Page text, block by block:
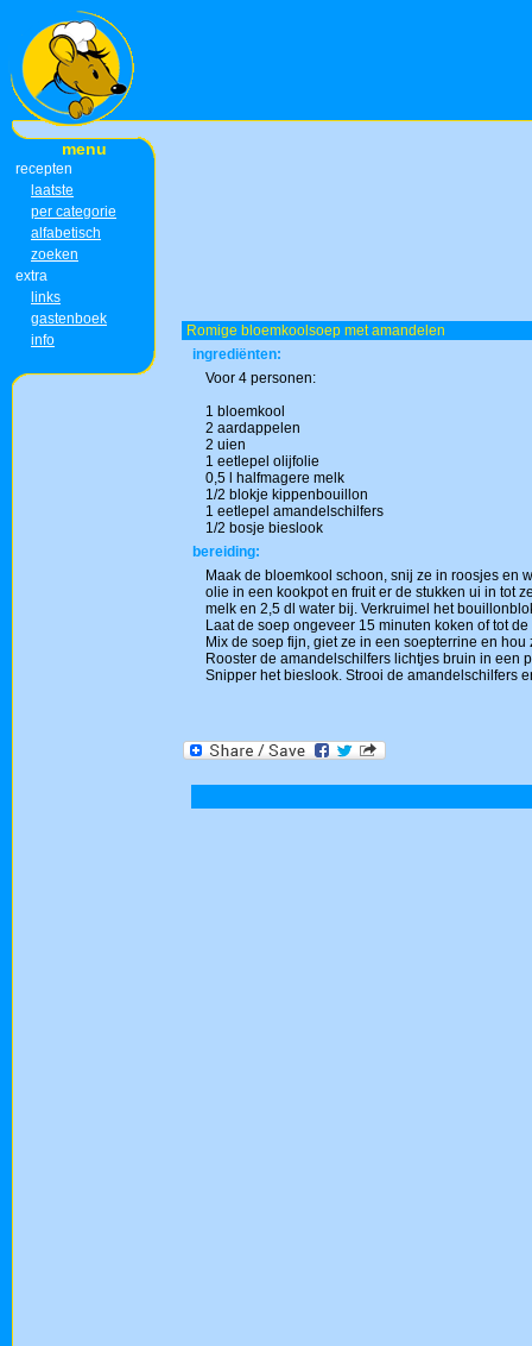
menu
recepten
laatste
per categorie
alfabetisch
zoeken
extra
links
gastenboek
info
Romige bloemkoolsoep met amandelen
ingrediënten:
Voor 4 personen:
1 bloemkool
2 aardappelen
2 uien
1 eetlepel olijfolie
0,5 l halfmagere melk
1/2 blokje kippenbouillon
1 eetlepel amandelschilfers
1/2 bosje bieslook
bereiding:
Maak de bloemkool schoon, snij ze in roosjes en
olie in een kookpot en fruit er de stukken ui in tot
melk en 2,5 dl water bij. Verkruimel het
Laat de soep ongeveer 15 minuten koken of tot
Mix de soep fijn, giet ze in een soepterrine en hou
Rooster de amandelschilfers lichtjes bruin in een
Snipper het bieslook. Strooi de amandelschilfers